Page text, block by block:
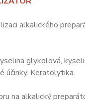
alkalického
glykolová,
účinky. Keratolytika.
na alkalický